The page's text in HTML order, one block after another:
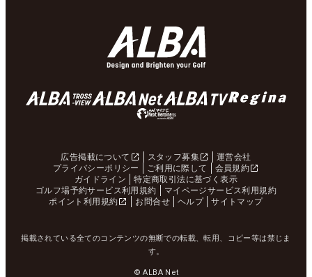
広告掲載について スタッフ募集
運営会社
プライバシーポリシー
ご利用に際して
会員規約
ガイドライン
特定商取引法に基づく表示
ゴルフ場予約サービス利用規約
マイページサービス利用規約
ポイント利用規約
お問合せ ヘルプ サイトマップ
掲載されている全てのコンテンツの無断での転載、転用、コピー等は禁じま
す。
© ALBA Net